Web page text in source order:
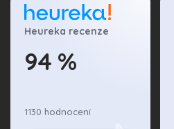
Heureka recenze
94 %
1130 hodnocení